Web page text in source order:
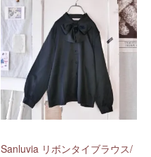
Sanluvia リボンタイブラウス/